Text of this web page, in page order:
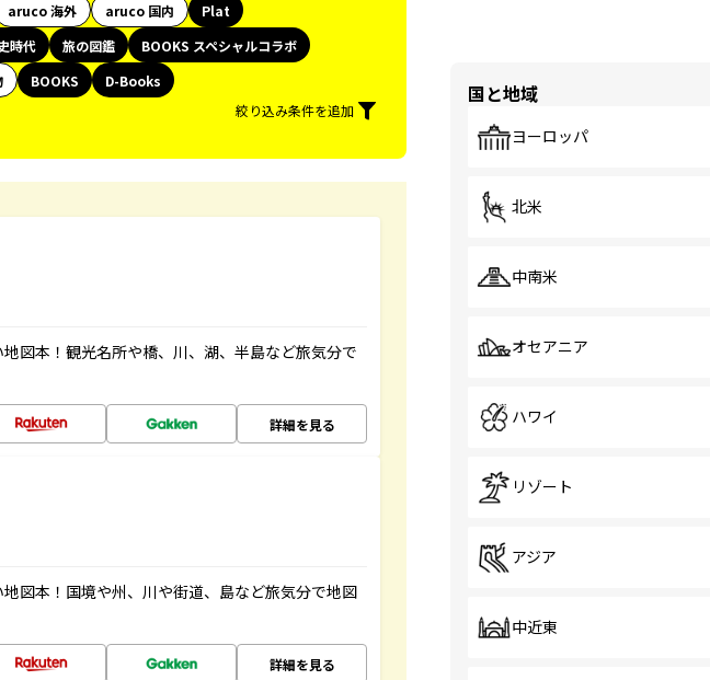
aruco 海外 aruco 国内
Plat
時代 旅の図鑑
BOOKS スペシャルコラボ
BOOKS
D-Books
絞り込み条件を追加
図本！観光名所や橋、川、湖、半島など旅気分で
詳細を見る
図本！国境や州、川や街道、島など旅気分で地図
詳細を見る
国と地域
ヨーロッパ
北米
中南米
オセアニア
ハワイ
リゾート
アジア
中近東